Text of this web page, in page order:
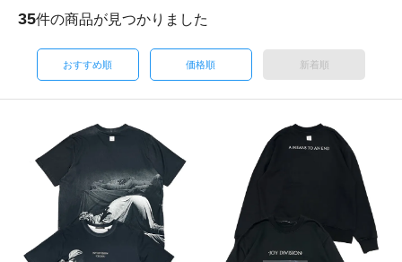
35件の商品が見つかりました
おすすめ順 価格順 新着順